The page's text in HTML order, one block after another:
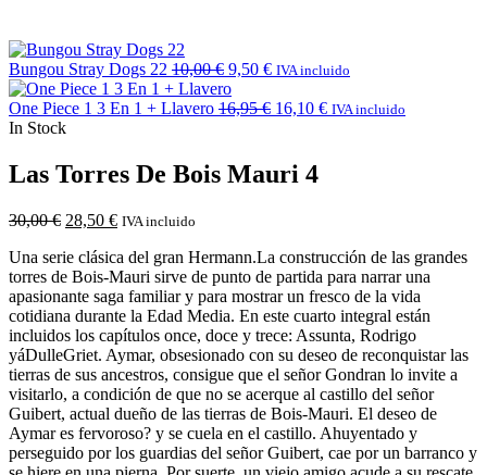
Bungou Stray Dogs 22 10,00€ 9,50 € IVA incluido
One Piece 1 3 En 1 + Llavero 16,95€ 16,10 € IVA incluido
In Stock
Las Torres De Bois Mauri 4
30,00€ 28,50 € IVA incluido
Una serie clásica del gran Hermann.La construcción de las grandes
torres de Bois-Mauri sirve de punto de partida para narrar una
apasionante saga familiar y para mostrar un fresco de la vida
cotidiana durante la Edad Media. En este cuarto integral están
incluidos los capítulos once, doce y trece: Assunta, Rodrigo
yáDulleGriet. Aymar, obsesionado con su deseo de reconquistar las
tierras de sus ancestros, consigue que el señor Gondran lo invite a
visitarlo, a condición de que no se acerque al castillo del señor
Guibert, actual dueño de las tierras de Bois-Mauri. El deseo de
Aymar es fervoroso? y se cuela en el castillo. Ahuyentado y
perseguido por los guardias del señor Guibert, cae por un barranco y